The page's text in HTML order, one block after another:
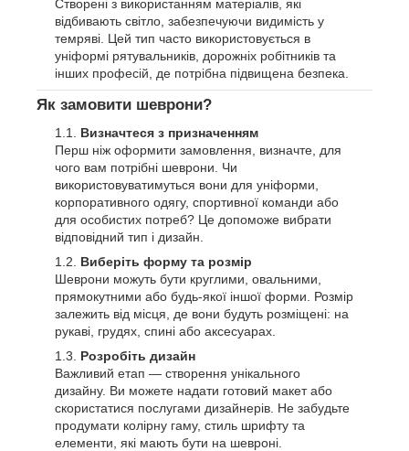
Створені з використанням матеріалів, які
відбивають світло, забезпечуючи видимість у
темряві. Цей тип часто використовується в
уніформі рятувальників, дорожніх робітників та
інших професій, де потрібна підвищена безпека.
Як замовити шеврони?
Визначтеся з призначенням
Перш ніж оформити замовлення, визначте, для
чого вам потрібні шеврони. Чи
використовуватимуться вони для уніформи,
корпоративного одягу, спортивної команди або
для особистих потреб? Це допоможе вибрати
відповідний тип і дизайн.
Виберіть форму та розмір
Шеврони можуть бути круглими, овальними,
прямокутними або будь-якої іншої форми. Розмір
залежить від місця, де вони будуть розміщені: на
рукаві, грудях, спині або аксесуарах.
Розробіть дизайн
Важливий етап — створення унікального
дизайну. Ви можете надати готовий макет або
скористатися послугами дизайнерів. Не забудьте
продумати колірну гаму, стиль шрифту та
елементи, які мають бути на шевроні.